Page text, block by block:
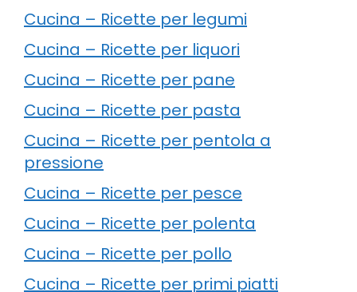
Cucina – Ricette per legumi
Cucina – Ricette per liquori
Cucina – Ricette per pane
Cucina – Ricette per pasta
Cucina – Ricette per pentola a
pressione
Cucina – Ricette per pesce
Cucina – Ricette per polenta
Cucina – Ricette per pollo
Cucina – Ricette per primi piatti